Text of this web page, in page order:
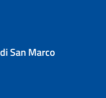
San Marco